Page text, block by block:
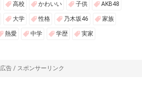
高校 かわいい 子供 AKB48
大学 性格 乃木坂46 家族
熱愛 中学 学歴 実家
広告 / スポンサーリンク